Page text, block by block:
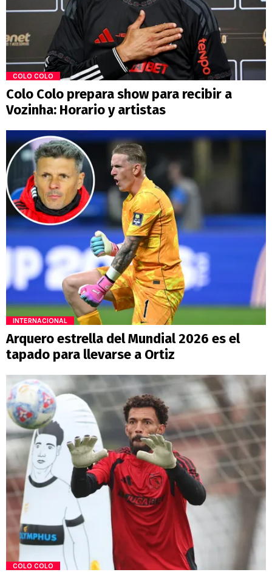
COLO COLO
Colo Colo prepara show para recibir a
Vozinha: Horario y artistas
INTERNACIONAL
Arquero estrella del Mundial 2026 es el
tapado para llevarse a Ortiz
COLO COLO